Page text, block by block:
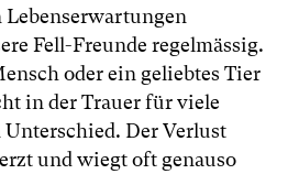
Fell-Freunde regelmässig.
oder ein geliebtes Tier
in der Trauer für viele
Der Verlust
und wiegt oft genauso